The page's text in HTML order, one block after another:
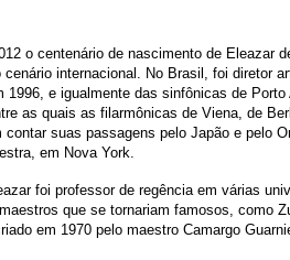
o centenário de nascimento de Eleazar
cenário internacional. No Brasil, foi diretor
1996, e igualmente das sinfônicas de
as quais as filarmônicas de Viena, de
contar suas passagens pelo Japão e pelo
em Nova York.
foi professor de regência em várias
que se tornariam famosos, como
em 1970 pelo maestro Camargo